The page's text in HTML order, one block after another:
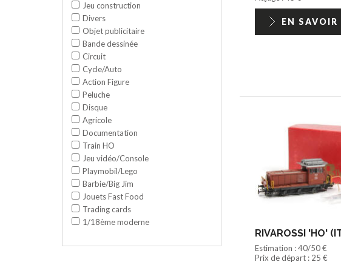
Jeu construction
Divers
Objet publicitaire
Bande dessinée
Circuit
Cycle/Auto
Action Figure
Peluche
Disque
Agricole
Documentation
Train HO
Jeu vidéo/Console
Playmobil/Lego
Barbie/Big Jim
Jouets Fast Food
Trading cards
1/18ème moderne
EN SAVOIR
RIVAROSSI 'HO'
Estimation : 40/50 €
Prix de départ : 25 €